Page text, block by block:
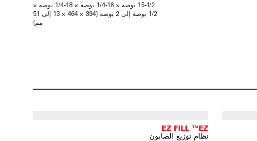
15-1/2 بوصة × 18-1/4 بوصة × 18-1/4 بوصة ×
1/2 بوصة إلى 2 بوصة (394 × 464 × 13 إلى 51
مم)
EZ FILL ™EZ
نظام توزيع الصابون